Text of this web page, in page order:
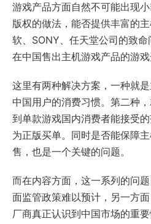
游戏产品方面自然不可能出现
版权的做法，能否提供丰富的
软、SONY、任天堂公司的致
在中国售出主机游戏产品的游戏
这里有两种解决方案，一种就
中国用户的消费习惯。第二种
到单款游戏国内消费者能接受
为正版买单。同时是否能保障
售，也是一个关键的问题。
而在内容方面，这一系列的问
面监管政策难以预计，另一方
厂商真正认识到中国市场的重